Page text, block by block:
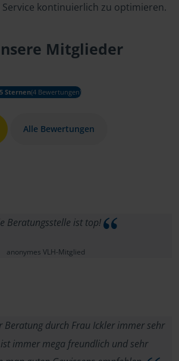
kontinuierlich zu optimieren.
Mitglieder
Sternen(4 Bewertungen)
Alle Bewertungen
Beratungsstelle ist top!
anonymes VLH-Mitglied
Beratung durch Frau Ickler immer sehr
immer mega freundlich und sehr